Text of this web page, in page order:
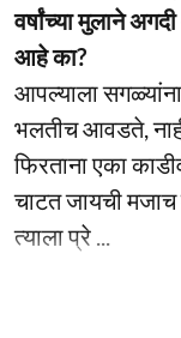
वर्षांच्या मुलाने
आहे का?
आपल्याला
भलतीच आवडते,
फिरताना एका
चाटत जायची
त्याला प्रे ...